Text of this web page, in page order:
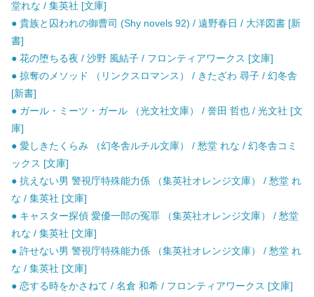
堂れな / 集英社 [文庫]
● 貴族と囚われの御曹司 (Shy novels 92) / 遠野春日 / 大洋図書 [新
書]
● 花の堕ちる夜 / 沙野 風結子 / フロンティアワークス [文庫]
● 掠奪のメソッド （リンクスロマンス） / きたざわ 尋子 / 幻冬舎
[新書]
● ガール・ミーツ・ガール （光文社文庫） / 誉田 哲也 / 光文社 [文
庫]
● 愛しきたくらみ （幻冬舎ルチル文庫） / 愁堂 れな / 幻冬舎コミ
ックス [文庫]
● 抗えない男 警視庁特殊能力係 （集英社オレンジ文庫） / 愁堂 れ
な / 集英社 [文庫]
● キャスター探偵 愛優一郎の冤罪 （集英社オレンジ文庫） / 愁堂
れな / 集英社 [文庫]
● 許せない男 警視庁特殊能力係 （集英社オレンジ文庫） / 愁堂 れ
な / 集英社 [文庫]
● 恋する時をかさねて / 名倉 和希 / フロンティアワークス [文庫]